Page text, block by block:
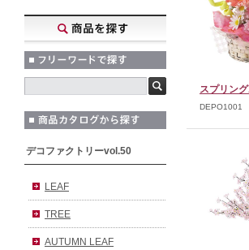
デコファクトリーvol.50
LEAF
TREE
AUTUMN LEAF
スプリン
DEPO1001